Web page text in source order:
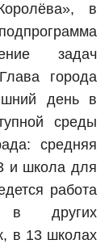
в
задач
города
день в
среды
средняя
и школа для
работа
в других
в 13 школах